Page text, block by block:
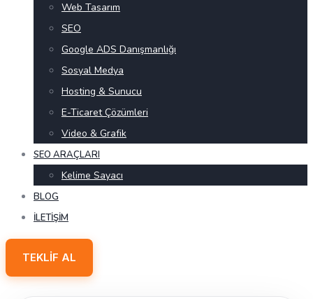
Web Tasarım
SEO
Google ADS Danışmanlığı
Sosyal Medya
Hosting & Sunucu
E-Ticaret Çözümleri
Video & Grafik
SEO ARAÇLARI
Kelime Sayacı
BLOG
İLETIŞIM
TEKLIF AL